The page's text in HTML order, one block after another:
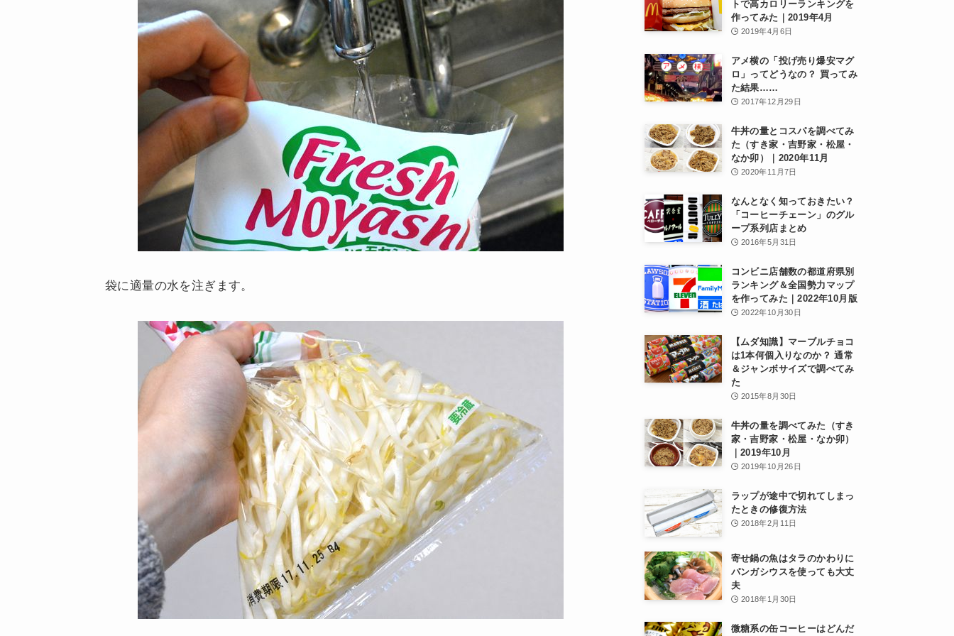
袋に適量の水を注ぎます。
トで高カロリーランキングを
作ってみた｜2019年4月
2019年4月6日
アメ横の「投げ売り爆安マグ
ロ」ってどうなの？ 買ってみ
た結果……
2017年12月29日
牛丼の量とコスパを調べてみ
た（すき家・吉野家・松屋・
なか卯）｜2020年11月
2020年11月7日
なんとなく知っておきたい？
「コーヒーチェーン」のグル
ープ系列店まとめ
2016年5月31日
コンビニ店舗数の都道府県別
ランキング＆全国勢力マップ
を作ってみた｜2022年10月版
2022年10月30日
【ムダ知識】マーブルチョコ
は1本何個入りなのか？ 通常
＆ジャンボサイズで調べてみ
た
2015年8月30日
牛丼の量を調べてみた（すき
家・吉野家・松屋・なか卯）
｜2019年10月
2019年10月26日
ラップが途中で切れてしまっ
たときの修復方法
2018年2月11日
寄せ鍋の魚はタラのかわりに
パンガシウスを使っても大丈
夫
2018年1月30日
微糖系の缶コーヒーはどんだ